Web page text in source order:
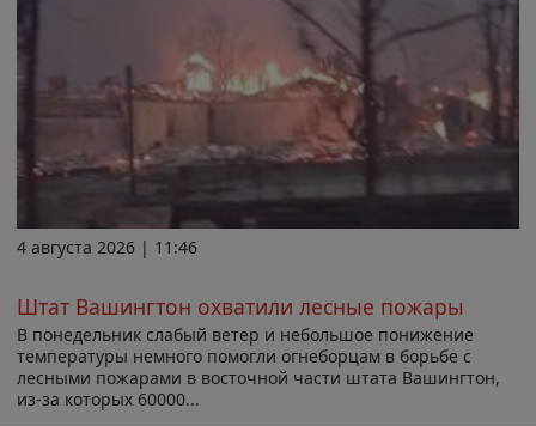
4 августа 2026 | 11:46
Штат Вашингтон охватили лесные пожары
В понедельник слабый ветер и небольшое понижение
температуры немного помогли огнеборцам в борьбе с
лесными пожарами в восточной части штата Вашингтон,
из-за которых 60000...